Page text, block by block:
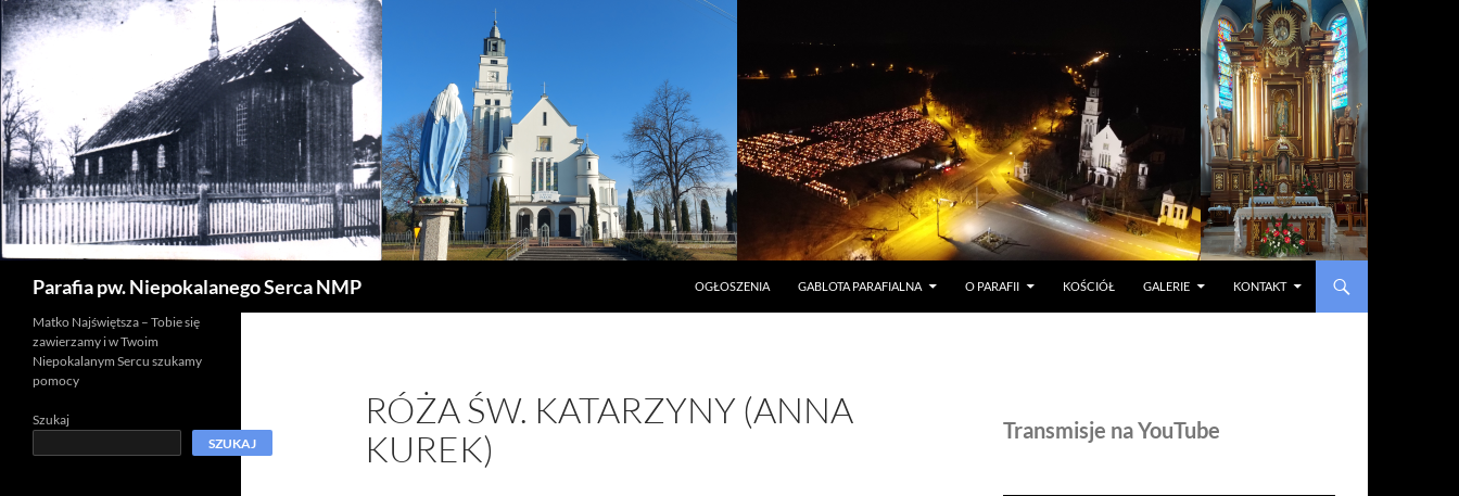
Parafia pw. Niepokalanego Serca NMP
OGŁOSZENIA
GABLOTA PARAFIALNA O PARAFII KOŚCIÓŁ GALERIE KONTAKT
RÓŻA ŚW. KATARZYNY (ANNA
KUREK)
Transmisje na YouTube
Matko Najświętsza – Tobie się
zawierzamy i w Twoim
Niepokalanym Sercu szukamy
pomocy
Szukaj
SZUKAJ